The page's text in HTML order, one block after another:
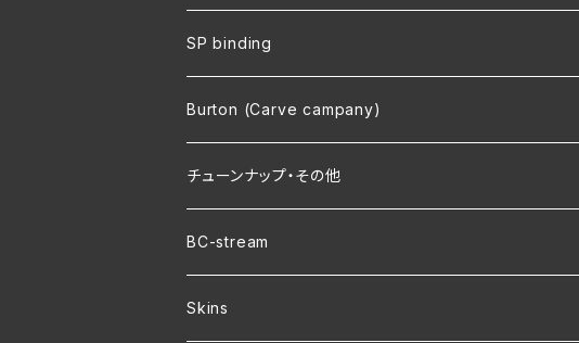
SP binding
Burton (Carve campany)
チューンナップ・その他
BC-stream
Skins